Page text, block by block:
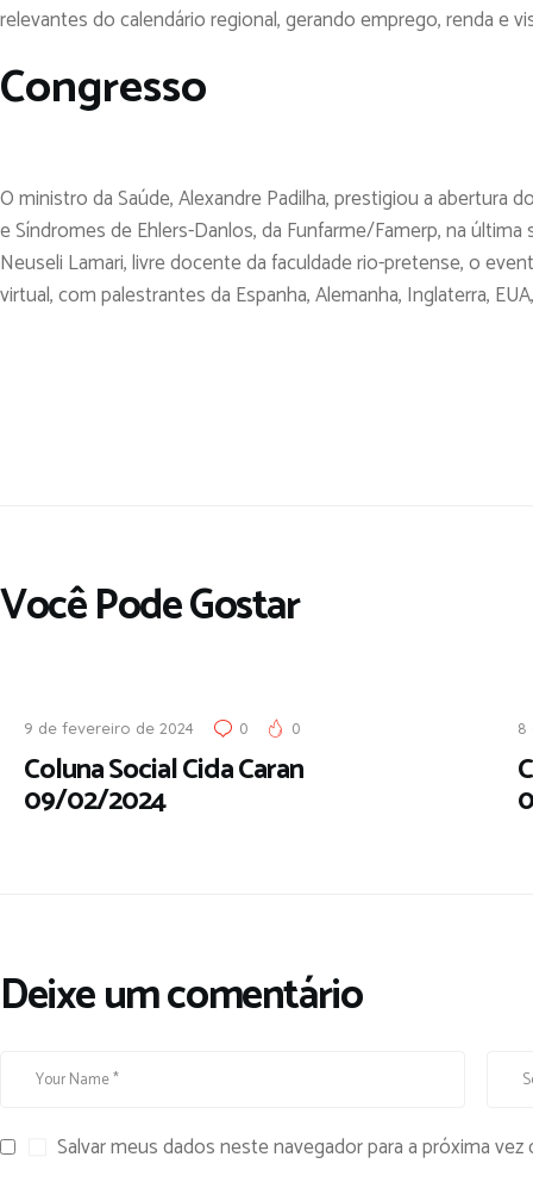
relevantes do calendário regional, gerando emprego, renda e
Congresso
O ministro da Saúde, Alexandre Padilha, prestigiou a abertura
e Síndromes de Ehlers-Danlos, da Funfarme/Famerp, na
Neuseli Lamari, livre docente da faculdade rio-pretense, o
virtual, com palestrantes da Espanha, Alemanha, Inglaterra,
Você Pode Gostar
9 de fevereiro de 2024 0 0
Coluna Social Cida Caran
09/02/2024
8
Deixe um comentário
Salvar meus dados neste navegador para a próxima